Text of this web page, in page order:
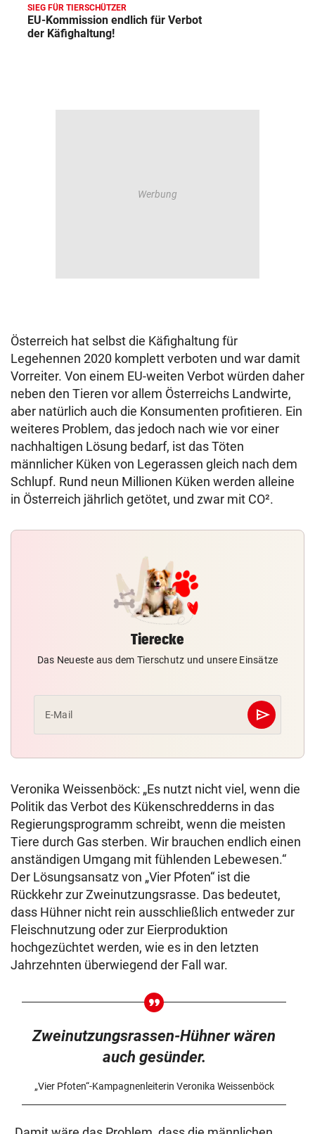
SIEG FÜR TIERSCHÜTZER
EU-Kommission endlich für Verbot
der Käfighaltung!
Österreich hat selbst die Käfighaltung für
Legehennen 2020 komplett verboten und war damit
Vorreiter. Von einem EU-weiten Verbot würden daher
neben den Tieren vor allem Österreichs Landwirte,
aber natürlich auch die Konsumenten profitieren. Ein
weiteres Problem, das jedoch nach wie vor einer
nachhaltigen Lösung bedarf, ist das Töten
männlicher Küken von Legerassen gleich nach dem
Schlupf. Rund neun Millionen Küken werden alleine
in Österreich jährlich getötet, und zwar mit CO².
Tierecke
Das Neueste aus dem Tierschutz und unsere Einsätze
E-Mail send
Abschicken
Veronika Weissenböck: „Es nutzt nicht viel, wenn die
Politik das Verbot des Kükenschredderns in das
Regierungsprogramm schreibt, wenn die meisten
Tiere durch Gas sterben. Wir brauchen endlich einen
anständigen Umgang mit fühlenden Lebewesen.“
Der Lösungsansatz von „Vier Pfoten“ ist die
Rückkehr zur Zweinutzungsrasse. Das bedeutet,
dass Hühner nicht rein ausschließlich entweder zur
Fleischnutzung oder zur Eierproduktion
hochgezüchtet werden, wie es in den letzten
Jahrzehnten überwiegend der Fall war.
Zweinutzungsrassen-Hühner wären
auch gesünder.
„Vier Pfoten“-Kampagnenleiterin Veronika Weissenböck